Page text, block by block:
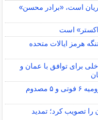
است، «برادر محسن»
هرمز ایالات متحده
برای توافق با عمان و
تصادف زنجیره‌ای در جاده سلماس - ارومیه ۶ فوتی و ۵ مصدوم
را تصویب کرد؛ تمدید